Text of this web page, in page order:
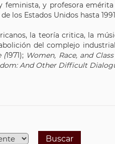
y profesora
los Estados Unidos hasta
la teoría critica, la
del complejo
(1971); Women, Race, and
And Other Difficult
Buscar